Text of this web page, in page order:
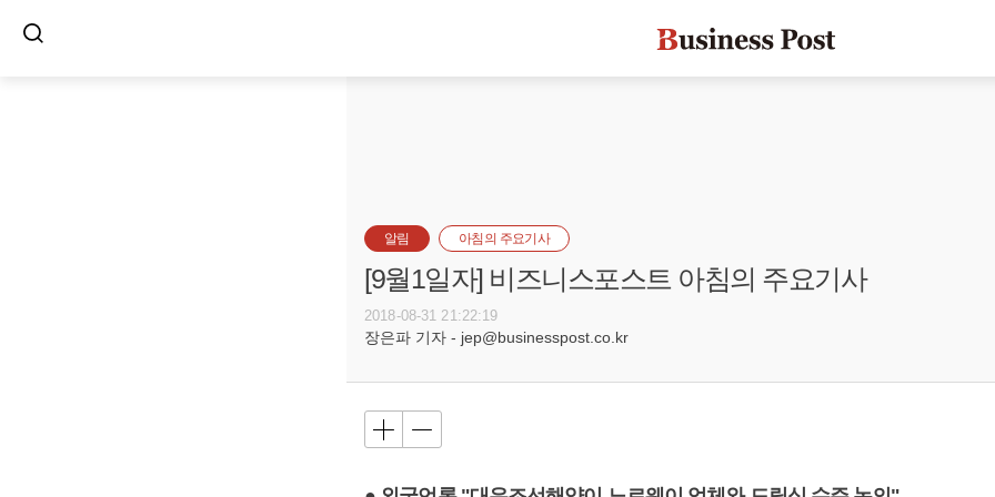
알림 아침의 주요기사
[9월1일자] 비즈니스포스트 아침의 주요기사
2018-08-31 21:22:19
장은파 기자 - jep@businesspost.co.kr